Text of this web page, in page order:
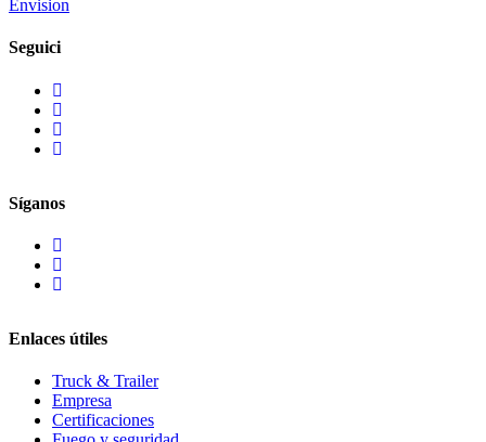
Envision
Seguici
Síganos
Enlaces útiles
Truck & Trailer
Empresa
Certificaciones